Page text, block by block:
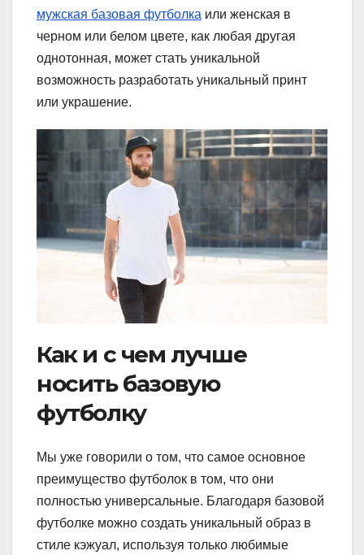
мужская базовая футболка или женская в
черном или белом цвете, как любая другая
однотонная, может стать уникальной
возможность разработать уникальный принт
или украшение.
Как и с чем лучше
носить базовую
футболку
Мы уже говорили о том, что самое основное
преимущество футболок в том, что они
полностью универсальные. Благодаря базовой
футболке можно создать уникальный образ в
стиле кэжуал, используя только любимые